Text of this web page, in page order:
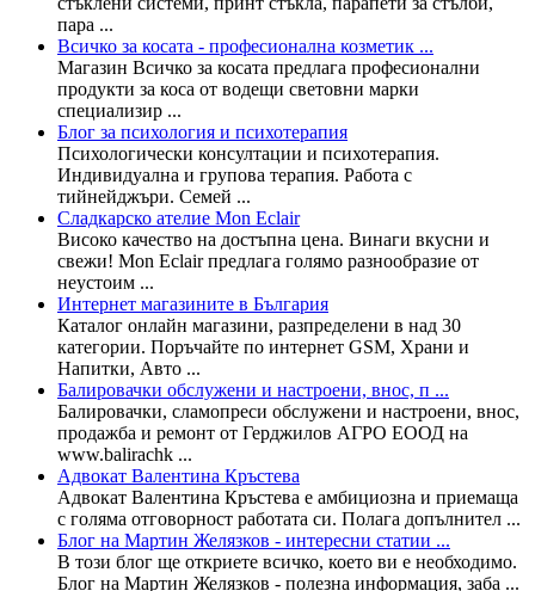
пара ...
Всичко за косата - професионална козметик ...
Магазин Всичко за косата предлага професионални
продукти за коса от водещи световни марки
специализир ...
Блог за психология и психотерапия
Психологически консултации и психотерапия.
Индивидуална и групова терапия. Работа с
тийнейджъри. Семей ...
Сладкарско ателие Mon Eclair
Високо качество на достъпна цена. Винаги вкусни и
свежи! Mon Eclair предлага голямо разнообразие от
неустоим ...
Интернет магазините в България
Каталог онлайн магазини, разпределени в над 30
категории. Поръчайте по интернет GSM, Храни и
Напитки, Авто ...
Балировачки обслужени и настроени, внос, п ...
Балировачки, сламопреси обслужени и настроени, внос,
продажба и ремонт от Герджилов АГРО ЕООД на
www.balirachk ...
Адвокат Валентина Кръстева
Адвокат Валентина Кръстева е амбициозна и приемаща
с голяма отговорност работата си. Полага допълнител ...
Блог на Мартин Желязков - интересни статии ...
В този блог ще откриете всичко, което ви е необходимо.
Блог на Мартин Желязков - полезна информация, заба ...